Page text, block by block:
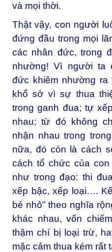
và mọi thời.
Thật vậy, con người
đứng đầu trong mọi
các nhân đức, trong
nhường! Vì người ta
đức khiêm nhường ra
khổ sở vì sự thua
trong ganh đua; tự
nhau; từ đó không
nhận nhau trong
nữa, đó còn là cách
cách tổ chức của
như trong đạo: thi
xếp bậc, xếp loại….
bé nhỏ” theo nghĩa
khác nhau, vốn
thậm chí bị loại trừ,
mặc cảm thua kém rất